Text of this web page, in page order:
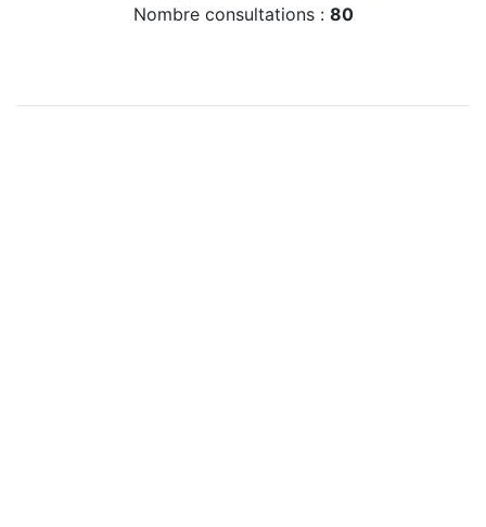
Nombre consultations : 80